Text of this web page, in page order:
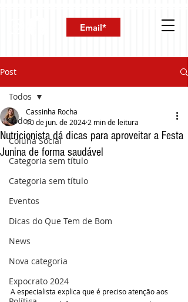
Post
Todos
Coluna Social
Categoria sem título
Categoria sem título
Eventos
Dicas do Que Tem de Bom
News
Nova categoria
Expocrato 2024
Todos
Nutricionista dá dicas para aproveitar a Festa
Junina de forma saudável
Cassinha Rocha
10 de jun. de 2024 2 min de leitura
A especialista explica que é preciso atenção aos